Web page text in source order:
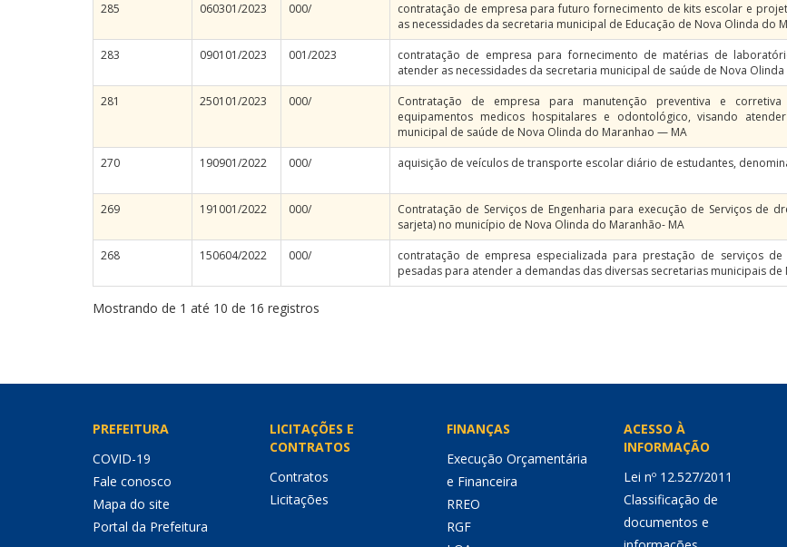
285 060301/2023 000/
contratação de empresa para futuro fornecimento de kits escolar e
as necessidades da secretaria municipal de Educação de Nova Olinda do
283 090101/2023 001/2023
contratação de empresa para fornecimento de matérias de
atender as necessidades da secretaria municipal de saúde de Nova
281 250101/2023 000/
Contratação de empresa para manutenção preventiva e
equipamentos medicos hospitalares e odontológico, visando
municipal de saúde de Nova Olinda do Maranhao — MA
270 190901/2022 000/ aquisição de veículos de transporte escolar diário de estudantes,
269 191001/2022 000/
Contratação de Serviços de Engenharia para execução de Serviços de
sarjeta) no município de Nova Olinda do Maranhão- MA
268 150604/2022 000/
contratação de empresa especializada para prestação de serviços
pesadas para atender a demandas das diversas secretarias municipais
Mostrando de 1 até 10 de 16 registros
PREFEITURA
COVID-19
Fale conosco
Mapa do site
Portal da Prefeitura
LICITAÇÕES E
CONTRATOS
Contratos
Licitações
FINANÇAS
Execução Orçamentária
e Financeira
RREO
RGF
ACESSO À
INFORMAÇÃO
Lei nº 12.527/2011
Classificação de
documentos e